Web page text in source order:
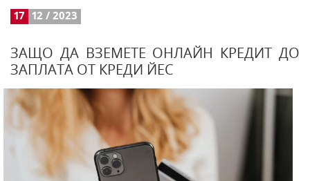
17 12 / 2023
ЗАЩО ДА ВЗЕМЕТЕ ОНЛАЙН КРЕДИТ ДО
ЗАПЛАТА ОТ КРЕДИ ЙЕС